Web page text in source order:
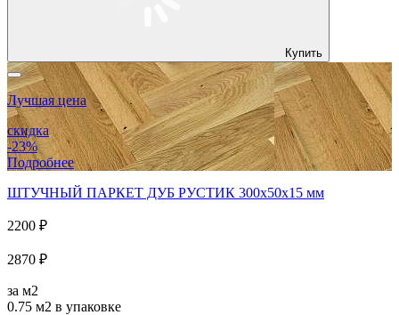
Купить
Лучшая цена
скидка
-23%
Подробнее
ШТУЧНЫЙ ПАРКЕТ ДУБ РУСТИК 300x50x15 мм
2200 ₽
2870 ₽
за м2
0.75 м2 в упаковке